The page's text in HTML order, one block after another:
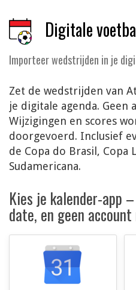
Digitale
Importeer wedstrijden in je
Zet de wedstrijden van
je digitale agenda. Geen
Wijzigingen en scores
doorgevoerd. Inclusief
de Copa do Brasil, Copa
Sudamericana.
Kies je kalender-app
date, en geen